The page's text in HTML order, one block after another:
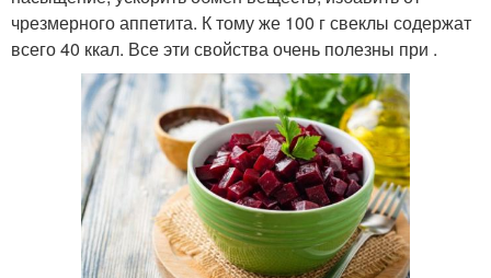
чрезмерного аппетита. К тому же 100 г свеклы содержат
всего 40 ккал. Все эти свойства очень полезны при .